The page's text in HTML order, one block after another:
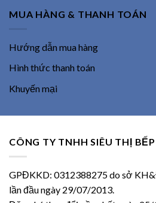
MUA HÀNG & THANH TOÁN
Hướng dẫn mua hàng
Hình thức thanh toán
Khuyến mại
CÔNG TY TNHH SIÊU THỊ
GPĐKKD: 0312388275 do sở
lần đầu ngày 29/07/2013.